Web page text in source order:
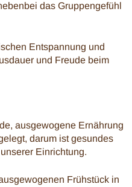
das Gruppengefühl
Entspannung und
und Freude beim
ausgewogene Ernährung
darum ist gesundes
Einrichtung.
Frühstück in